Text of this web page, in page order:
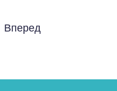
Вперед